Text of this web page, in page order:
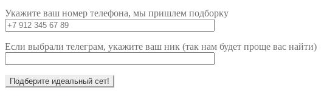
Укажите ваш номер телефона, мы пришлем подборку
Если выбрали телеграм, укажите ваш ник (так нам будет проще вас найти)